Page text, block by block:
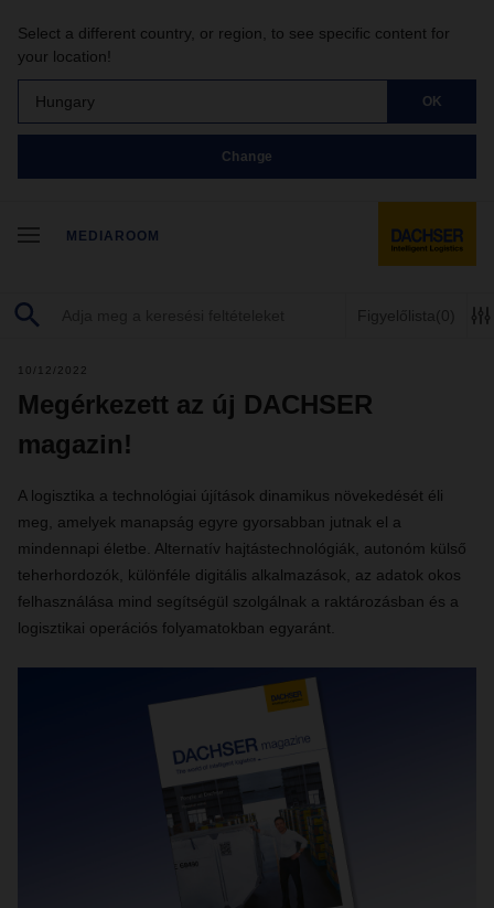
Select a different country, or region, to see specific content for
your location!
Hungary OK
Change
MEDIAROOM
Figyelőlista (0)
10/12/2022
Megérkezett az új DACHSER
magazin!
A logisztika a technológiai újítások dinamikus növekedését éli
meg, amelyek manapság egyre gyorsabban jutnak el a
mindennapi életbe. Alternatív hajtástechnológiák, autonóm külső
teherhordozók, különféle digitális alkalmazások, az adatok okos
felhasználása mind segítségül szolgálnak a raktározásban és a
logisztikai operációs folyamatokban egyaránt.